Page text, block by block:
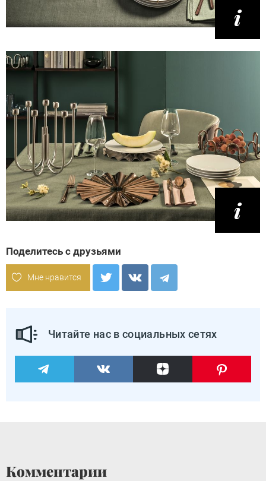
Поделитесь с друзьями
Мне нравится
Читайте нас в социальных сетях
Комментарии